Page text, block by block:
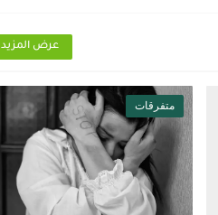
عرض المزيد
متفرقات